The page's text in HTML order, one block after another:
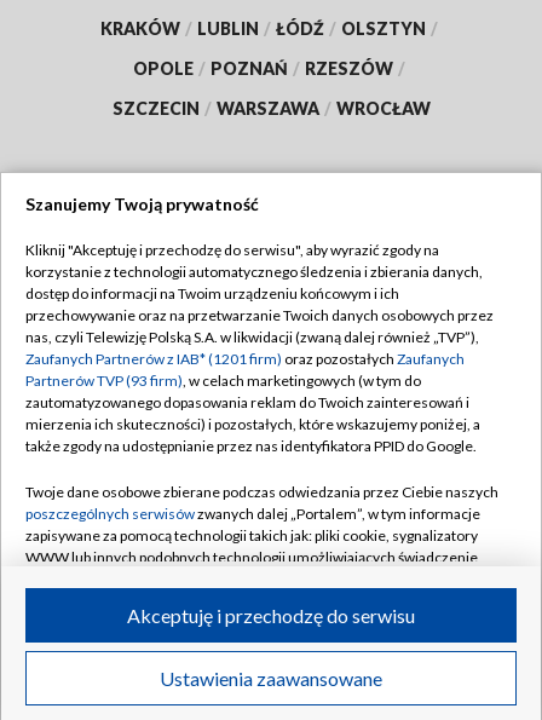
KRAKÓW / LUBLIN / ŁÓDŹ / OLSZTYN /
OPOLE / POZNAŃ / RZESZÓW /
SZCZECIN / WARSZAWA / WROCŁAW
TVP
Abonament TVP
Emisja w TVP
Centrum informacji TVP
Naziemna Telewizja Cyfrowa
Rada Programowa
System NOS
Informacje o nadawcy
Program dla prasy
Ogłoszenie przetargowe
Regulamin TVP
Polityka prywatności
Moje zgody
Pomoc
Kontakt
Kanały
©2026 Telewizja Polska S.A. w likwidacji
Szanujemy Twoją prywatność
Kliknij "Akceptuję i przechodzę do serwisu", aby wyrazić zgody na
korzystanie z technologii automatycznego śledzenia i zbierania danych,
dostęp do informacji na Twoim urządzeniu końcowym i ich
przechowywanie oraz na przetwarzanie Twoich danych osobowych przez
nas, czyli Telewizję Polską S.A. w likwidacji (zwaną dalej również „TVP”),
Zaufanych Partnerów z IAB* (1201 firm) oraz pozostałych Zaufanych
Partnerów TVP (93 firm), w celach marketingowych (w tym do
zautomatyzowanego dopasowania reklam do Twoich zainteresowań i
mierzenia ich skuteczności) i pozostałych, które wskazujemy poniżej, a
także zgody na udostępnianie przez nas identyfikatora PPID do Google.
Twoje dane osobowe zbierane podczas odwiedzania przez Ciebie naszych
poszczególnych serwisówzwanych dalej „Portalem”, w tym informacje
zapisywane za pomocą technologii takich jak: pliki cookie, sygnalizatory
WWW lub innych podobnych technologii umożliwiających świadczenie
ruchu w Internecie.
Twoje dane osobowe zbierane podczas odwiedzania przez Ciebie
poszczególnych serwisówna Portalu, takie jak adresy IP, identyfikatory
Ustawienia zaawansowane
Akceptuję i przechodzę do serwisu